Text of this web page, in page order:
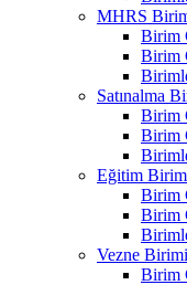
MHRS
Birim
Birim
Satınalma
Birim
Birim
Eğitim
Birim
Birim
Vezne Birimi
Birim